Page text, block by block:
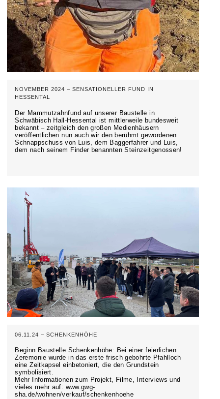
NOVEMBER 2024 – SENSATIONELLER FUND IN
HESSENTAL
Der Mammutzahnfund auf unserer Baustelle in
Schwäbisch Hall-Hessental ist mittlerweile bundesweit
bekannt – zeitgleich den großen Medienhäusern
veröffentlichen nun auch wir den berühmt gewordenen
Schnappschuss von Luis, dem Baggerfahrer und Luis,
dem nach seinem Finder benannten Steinzeitgenossen!
06.11.24 – SCHENKENHÖHE
Beginn Baustelle Schenkenhöhe: Bei einer feierlichen
Zeremonie wurde in das erste frisch gebohrte Pfahlloch
eine Zeitkapsel einbetoniert, die den Grundstein
symbolisiert.
Mehr Informationen zum Projekt, Filme, Interviews und
vieles mehr auf: www.gwg-
sha.de/wohnen/verkauf/schenkenhoehe